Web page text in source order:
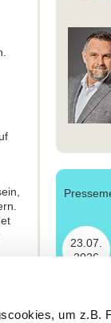
um z.B.
23.07.
2026
2026